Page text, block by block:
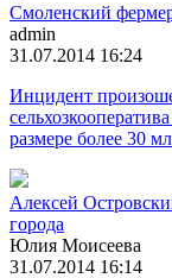
Смоленский
admin
31.07.2014 16:24
Инцидент
размере более 30
Алексей
города
Юлия Моисеева
31.07.2014 16:14